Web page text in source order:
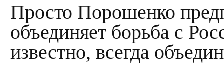
Просто Порошенко
объединяет борьба с
известно, всегда